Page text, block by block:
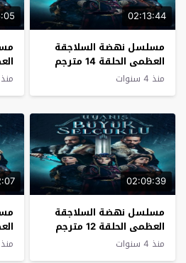
02:13:44
مسلسل نهضة السلاجقة
العظمى الحلقة 14 مترجم
منذ 4 سنوات منذ 4 سنوات
02:09:39
مسلسل نهضة السلاجقة
العظمى الحلقة 12 مترجم
منذ 4 سنوات منذ 4 سنوات